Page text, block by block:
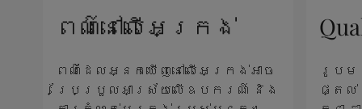
ពណ៌នៅលើអេក្រង់
ពណ៌ដែលអ្នកឃើញនៅលើអេក្រង់អាច
ប្រែប្រួលអាស្រ័យលើឧបករណ៍ និង
រូបម
ផ្តល់